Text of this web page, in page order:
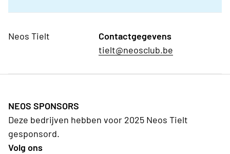
Neos Tielt
Contactgegevens
tielt@neosclub.be
NEOS SPONSORS
Deze bedrijven hebben voor 2025 Neos Tielt
gesponsord.
Volg ons